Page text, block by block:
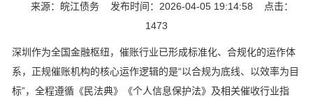
来源：皖江债务 发布时间：2026-04-05 19:14:58 点击：
1473
深圳作为全国金融枢纽，催账行业已形成标准化、合规化的运作体
系，正规催账机构的核心运作逻辑的是“以合规为底线、以效率为目
标”，全程遵循《民法典》《个人信息保护法》及相关催收行业指